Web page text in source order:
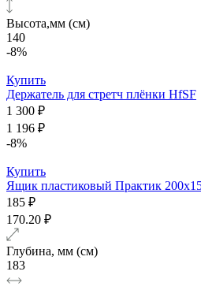
Высота,мм (см)
140
-8%
Купить
Держатель для стретч плёнки HfSF
1 300 ₽
1 196 ₽
-8%
Купить
Ящик пластиковый Практик
185 ₽
170.20 ₽
Глубина, мм (см)
183